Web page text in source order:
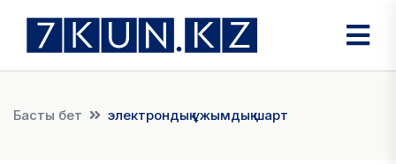
Басты бет электрондық ұжымдық шарт